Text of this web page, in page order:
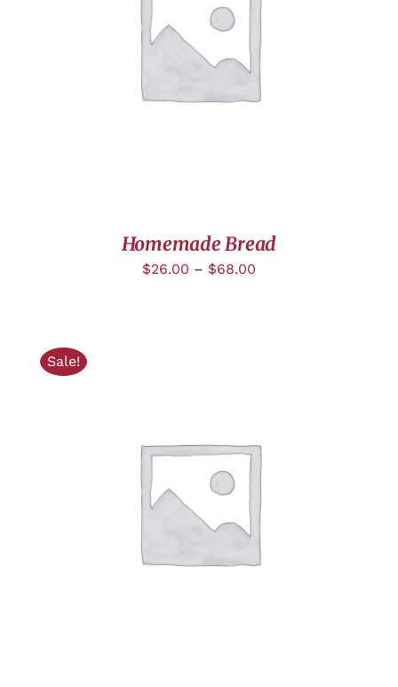
DÉTAILS
Homemade Bread
$26.00 – $68.00
Sale!
AJOUTER AU PANIER